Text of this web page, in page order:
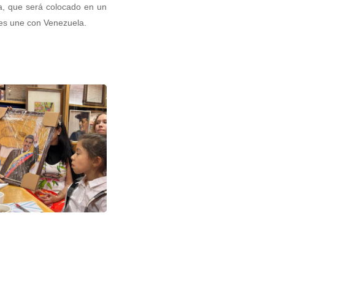
que será colocado en un
une con Venezuela.